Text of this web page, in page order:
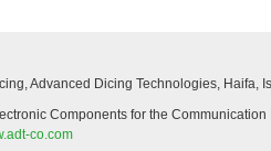
Advanced Dicing Technologies, Haifa,
Components for the
co.com